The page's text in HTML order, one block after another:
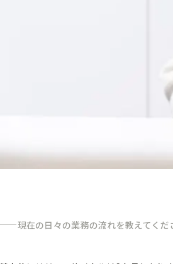
現在の日々の業務の流れを教えてくだ